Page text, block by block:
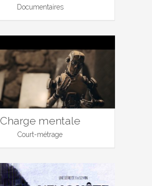
Documentaires
Charge mentale
Court-métrage